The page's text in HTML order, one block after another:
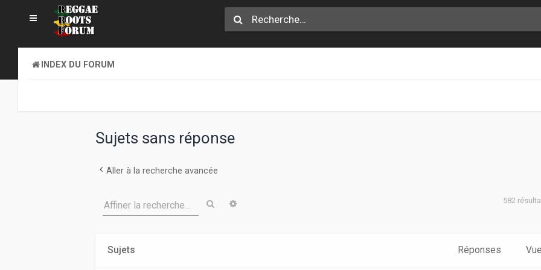
INDEX DU FORUM
Sujets sans réponse
Aller à la recherche avancée
Affiner la recherche… Rechercher 582
Sujets Réponses